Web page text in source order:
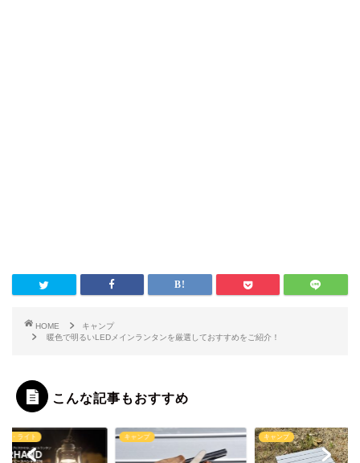
HOME
キャンプ
暖色で明るいLEDメインランタンを厳選しておすすめをご紹介！
こんな記事もおすすめ
ン・ライト キャンプ キャンプ